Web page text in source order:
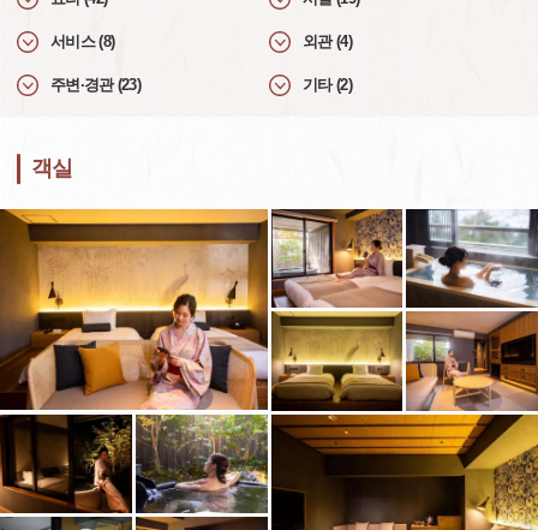
서비스 (8) 외관 (4)
주변·경관 (23) 기타 (2)
객실